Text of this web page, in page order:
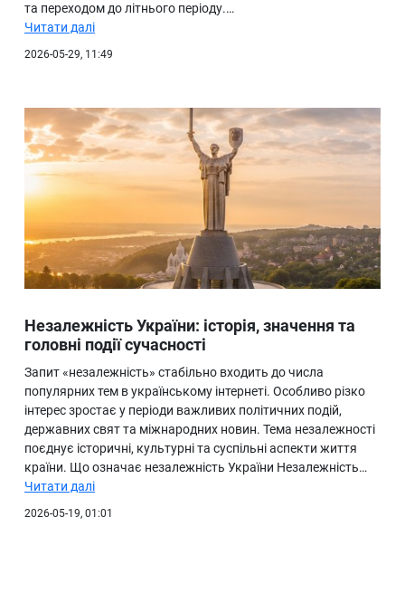
та переходом до літнього періоду.…
Читати далі
2026-05-29, 11:49
Незалежність України: історія, значення та
головні події сучасності
Запит «незалежність» стабільно входить до числа
популярних тем в українському інтернеті. Особливо різко
інтерес зростає у періоди важливих політичних подій,
державних свят та міжнародних новин. Тема незалежності
поєднує історичні, культурні та суспільні аспекти життя
країни. Що означає незалежність України Незалежність…
Читати далі
2026-05-19, 01:01